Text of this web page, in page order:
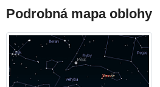
Podrobná mapa oblohy